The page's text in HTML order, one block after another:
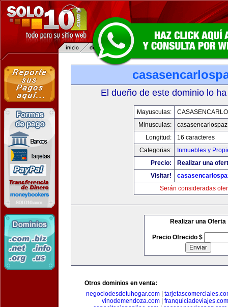
El dueño de este dominio lo
Mayusculas:
Minusculas:
Longitud:
16 caracteres
Categorias:
Inmuebles y
Precio:
Realizar una
Visitar!
Serán consideradas
Realizar una Oferta
Precio Ofrecido $
Otros dominios en venta:
negociodesdetuhogar.com
vinodemendoza.com
franquiciadeviajes.com